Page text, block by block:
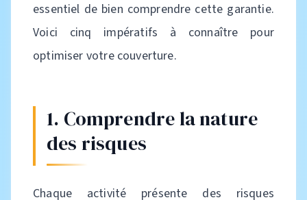
essentiel de bien comprendre cette garantie.
Voici cinq impératifs à connaître pour
optimiser votre couverture.
1. Comprendre la nature
des risques
Chaque activité présente des risques